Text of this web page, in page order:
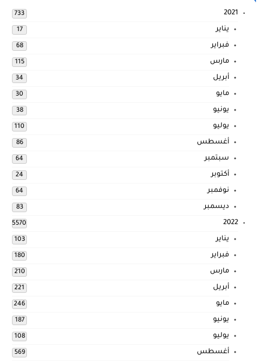
2021
733
يناير 17
فبراير 68
مارس 115
أبريل 34
مايو 30
يونيو 38
يوليو 110
أغسطس 86
سبتمبر 64
أكتوبر 24
نوفمبر 64
ديسمبر 83
2022
5570
يناير 103
فبراير 180
مارس 210
أبريل 221
مايو 246
يونيو 187
يوليو 108
أغسطس 569